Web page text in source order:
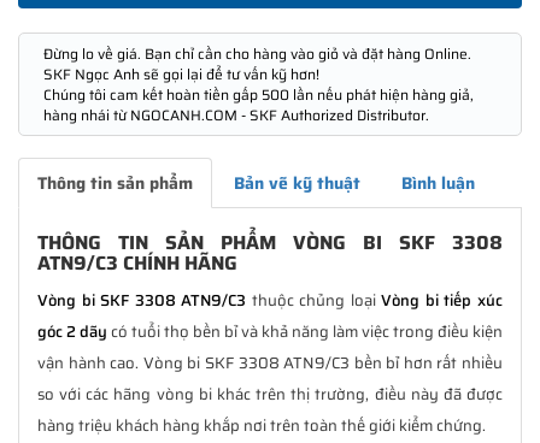
Đừng lo về giá. Bạn chỉ cần cho hàng vào giỏ và đặt hàng Online.
SKF Ngọc Anh sẽ gọi lại để tư vấn kỹ hơn!
Chúng tôi cam kết hoàn tiền gấp 500 lần nếu phát hiện hàng giả,
hàng nhái từ NGOCANH.COM - SKF Authorized Distributor.
Thông tin sản phẩm Bản vẽ kỹ thuật Bình luận
THÔNG TIN SẢN PHẨM VÒNG BI SKF 3308
ATN9/C3 CHÍNH HÃNG
Vòng bi SKF 3308 ATN9/C3 thuộc chủng loạiVòng bi tiếp xúc
góc 2 dãycó tuổi thọ bền bỉ và khả năng làm việc trong điều kiện
vận hành cao. Vòng bi SKF 3308 ATN9/C3 bền bỉ hơn rất nhiều
so với các hãng vòng bi khác trên thị trường, điều này đã được
hàng triệu khách hàng khắp nơi trên toàn thế giới kiểm chứng.